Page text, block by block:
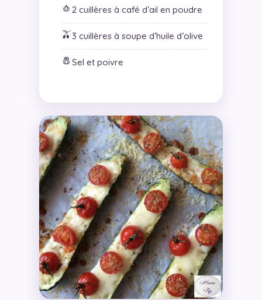
🧄 2 cuillères à café d’ail en poudre
🫒3 cuillères à soupe d’huile d’olive
🧂 Sel et poivre